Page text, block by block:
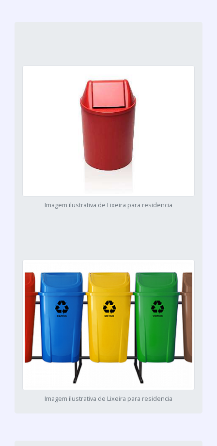
Imagem ilustrativa de Lixeira para residencia
Imagem ilustrativa de Lixeira para residencia